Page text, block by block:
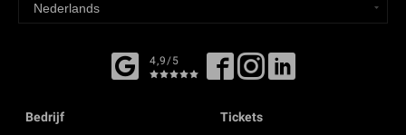
4,9/5
Bedrijf Tickets